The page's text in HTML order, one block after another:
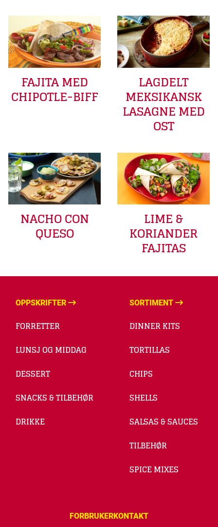
FAJITA MED
CHIPOTLE-BIFF
LAGDELT
MEKSIKANSK
LASAGNE MED
OST
NACHO CON
QUESO
LIME &
KORIANDER
FAJITAS
OPPSKRIFTER
FORRETTER
LUNSJ OG MIDDAG
DESSERT
SNACKS & TILBEHØR
DRIKKE
SORTIMENT
DINNER KITS
TORTILLAS
CHIPS
SHELLS
SALSAS & SAUCES
TILBEHØR
SPICE MIXES
FORBRUKERKONTAKT